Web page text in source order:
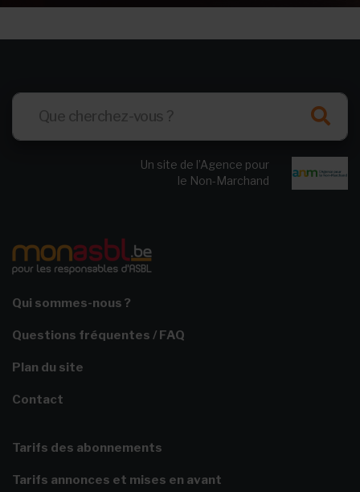
Un site de l’Agence pour
le Non-Marchand
Qui sommes-nous ?
Questions fréquentes / FAQ
Plan du site
Contact
Tarifs des abonnements
Tarifs annonces et mises en avant